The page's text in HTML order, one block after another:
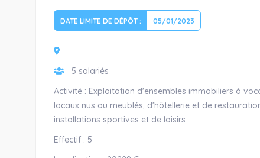
DATE LIMITE DE DÉPÔT : 05/01/2023
5 salariés
Activité : Exploitation d'ensembles immobiliers à
locaux nus ou meublés, d'hôtellerie et de
installations sportives et de loisirs
Effectif : 5